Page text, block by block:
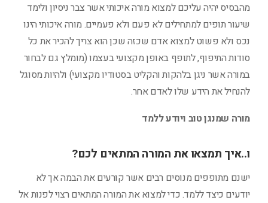
מהבסיס יהיה עליכם למצוא מורה איכותי אשר צבר ניסיון ולימד
שיעור תופים למתחילים לא פעם ולא פעמיים. מורה איכותי הינו
נכס ולא פשוט למצוא אדם שכזה שכן הוא צריך להכיר את כל
סודות התיפוף, לתופף באופן מקצועי בעצמו (מומלץ גם לבחור
במורה אשר ניגן בלהקות והקליט בסטודיו מקצועי) ולהיות מסוגל
להנחיל את הידע שלו לאדם אחר.
מורה שמנגן טוב ויודע ללמד
ו..איך תמצאו את המורה המתאים לכם?
ישנם מתופפים מנוסים רבים אשר קורעים את הבמה אך לא
יודעים כיצד ללמד. כדי למצוא את המורה המתאים רצוי לפנות אל